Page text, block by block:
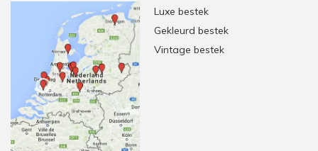
Luxe bestek
Gekleurd bestek
Vintage bestek